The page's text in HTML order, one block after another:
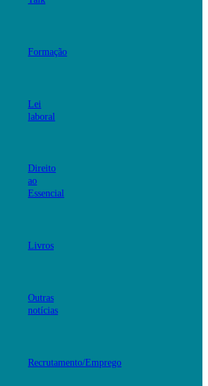
Formação
Lei
laboral
Direito
ao
Essencial
Livros
Outras
notícias
Recrutamento/Emprego